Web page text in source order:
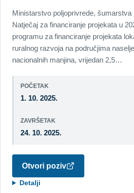
Ministarstvo poljoprivrede,
Natječaj za financiranje projekata u
programu za financiranje projekata
ruralnog razvoja na područjima
nacionalnih manjina, vrijedan 2,5…
POČETAK
1. 10. 2025.
ZAVRŠETAK
24. 10. 2025.
Otvori poziv
Detalji